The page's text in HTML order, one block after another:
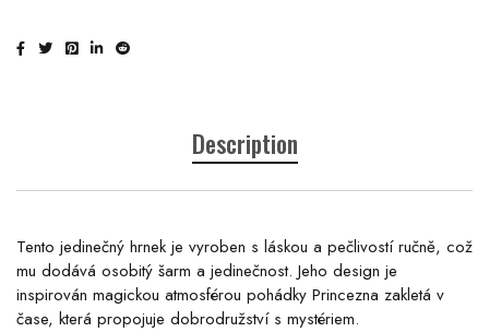
Description
Tento jedinečný hrnek je vyroben s láskou a pečlivostí ručně, což
mu dodává osobitý šarm a jedinečnost. Jeho design je
inspirován magickou atmosférou pohádky Princezna zakletá v
čase, která propojuje dobrodružství s mystériem.